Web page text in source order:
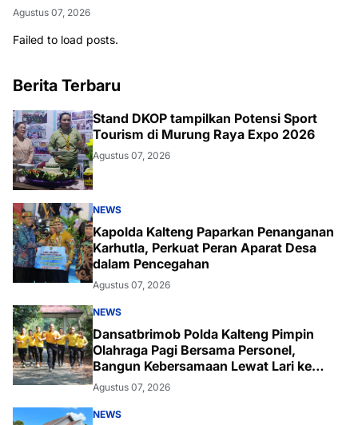
Agustus 07, 2026
Failed to load posts.
Berita Terbaru
Stand DKOP tampilkan Potensi Sport
Tourism di Murung Raya Expo 2026
Agustus 07, 2026
NEWS
Kapolda Kalteng Paparkan Penanganan
Karhutla, Perkuat Peran Aparat Desa
dalam Pencegahan
Agustus 07, 2026
NEWS
Dansatbrimob Polda Kalteng Pimpin
Olahraga Pagi Bersama Personel,
Bangun Kebersamaan Lewat Lari ke
Bukit Baranahu
Agustus 07, 2026
NEWS